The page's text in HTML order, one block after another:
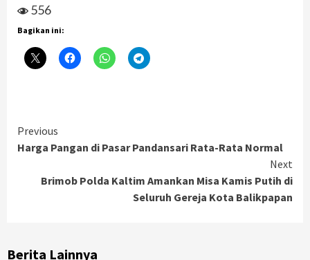
556
Bagikan ini:
Continue
Reading
Previous
Harga Pangan di Pasar Pandansari Rata-Rata Normal
Next
Brimob Polda Kaltim Amankan Misa Kamis Putih di
Seluruh Gereja Kota Balikpapan
Berita Lainnya